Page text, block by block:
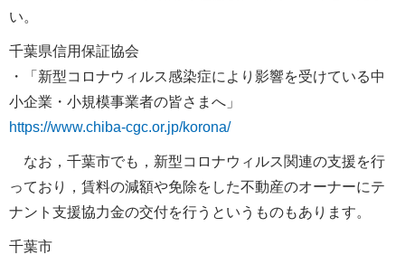
い。
千葉県信用保証協会
・「新型コロナウィルス感染症により影響を受けている中
小企業・小規模事業者の皆さまへ」
https://www.chiba-cgc.or.jp/korona/
なお，千葉市でも，新型コロナウィルス関連の支援を行
っており，賃料の減額や免除をした不動産のオーナーにテ
ナント支援協力金の交付を行うというものもあります。
千葉市